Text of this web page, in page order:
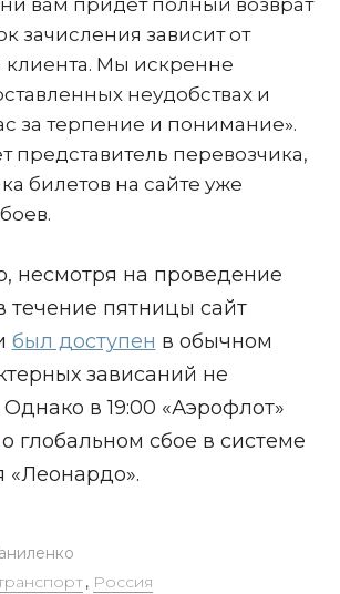
вам придет полный возврат
зачисления зависит от
клиента. Мы искренне
неудобствах и
за терпение и понимание».
представитель перевозчика,
билетов на сайте уже
несмотря на проведение
течение пятницы сайт
был доступен в обычном
зависаний не
в 19:00 «Аэрофлот»
о глобальном сбое в системе
«Леонардо».
, Россия